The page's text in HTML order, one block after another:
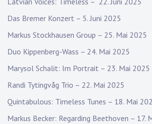
Das Bremer Konzert – 5. Juni 2025
Markus Stockhausen Group – 25. Mai 2025
Duo Kippenberg-Wass – 24. Mai 2025
Marysol Schalit: Im Portrait – 23. Mai 2025
Randi Tytingvåg Trio – 22. Mai 2025
Quintabulous: Timeless Tunes – 18. Mai
Markus Becker: Regarding Beethoven – 17.